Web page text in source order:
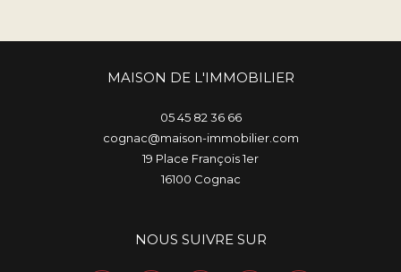
MAISON DE L'IMMOBILIER
05 45 82 36 66
cognac@maison-immobilier.com
19 Place François 1er
16100
cognac
NOUS SUIVRE SUR